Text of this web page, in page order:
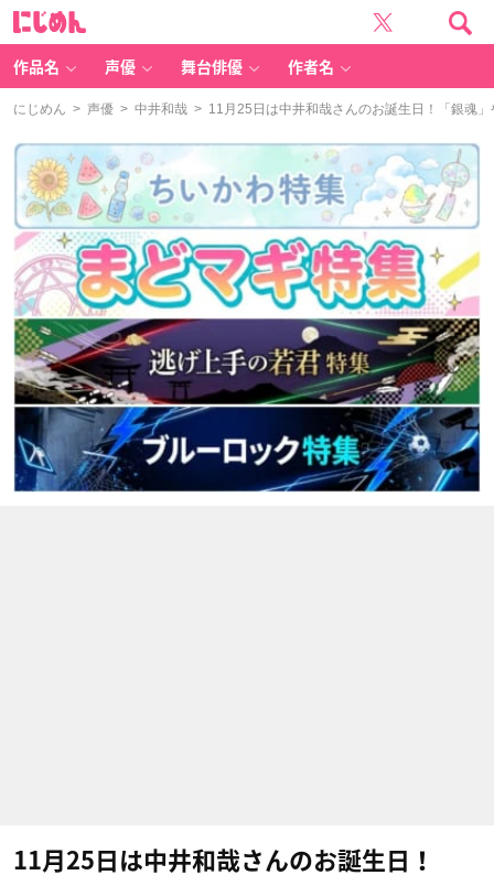
作品名 声優 舞台俳優 作者名
にじめん > 声優 > 中井和哉 > 11月25日は中井和哉さんのお誕生日！「銀魂
11月25日は中井和哉さんのお誕生日！